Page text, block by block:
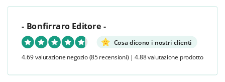
- Bonfirraro Editore -
Cosa dicono i nostri clienti
4.69 valutazione negozio (85 recensioni) | 4.88 valutazione prodotto